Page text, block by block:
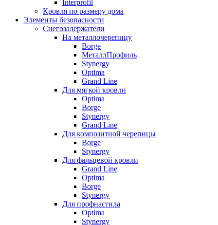
Interprofil
Кровля по размеру дома
Элементы безопасности
Снегозадержатели
На металлочерепицу
Borge
МеталлПрофиль
Stynergy
Optima
Grand Line
Для мягкой кровли
Optima
Borge
Stynergy
Grand Line
Для композитной черепицы
Borge
Stynergy
Для фальцевой кровли
Grand Line
Optima
Borge
Stynergy
Для профнастила
Optima
Stynergy